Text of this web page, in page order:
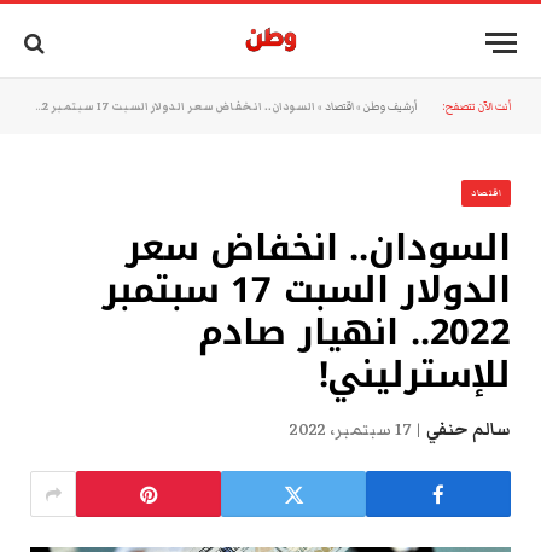
أنت الآن تتصفح: أرشيف وطن »اقتصاد » السودان.. انخفاض سعر الدولار السبت 17 سبتمبر 2022.. انهيار صادم للإسترليني!
اقتصاد
السودان.. انخفاض سعر
الدولار السبت 17 سبتمبر
2022.. انهيار صادم
للإسترليني!
سالم حنفي 17 سبتمبر، 2022